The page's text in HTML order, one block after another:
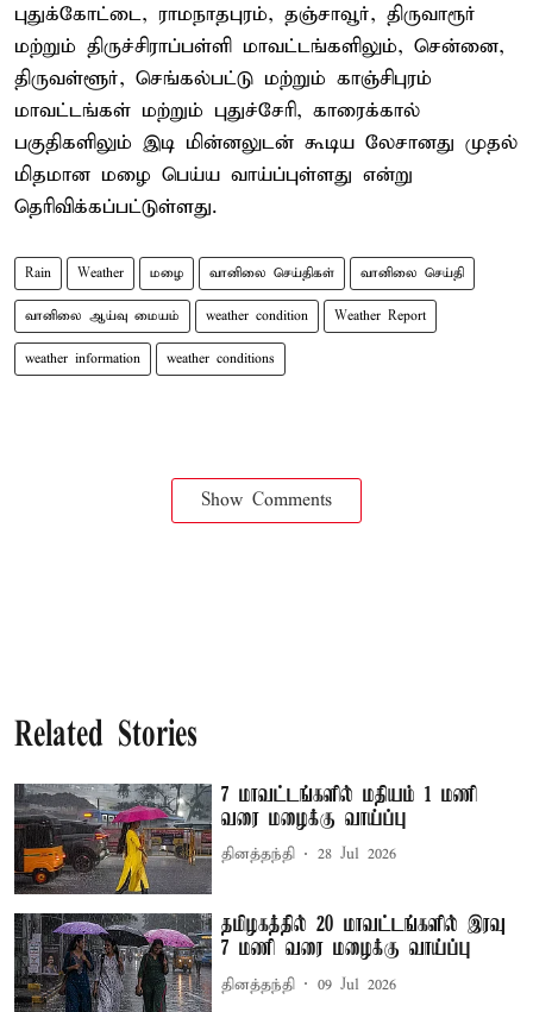
புதுக்கோட்டை, ராமநாதபுரம், தஞ்சாவூர், திருவாரூர்
மற்றும் திருச்சிராப்பள்ளி மாவட்டங்களிலும், சென்னை,
திருவள்ளூர், செங்கல்பட்டு மற்றும் காஞ்சிபுரம்
மாவட்டங்கள் மற்றும் புதுச்சேரி, காரைக்கால்
பகுதிகளிலும் இடி மின்னலுடன் கூடிய லேசானது முதல்
மிதமான மழை பெய்ய வாய்ப்புள்ளது என்று
தெரிவிக்கப்பட்டுள்ளது.
Rain Weather மழை வானிலை செய்திகள் வானிலை செய்தி
வானிலை ஆய்வு மையம் weather condition Weather Report
weather information weather conditions
Show Comments
Related Stories
7 மாவட்டங்களில் மதியம் 1 மணி
வரை மழைக்கு வாய்ப்பு
தினத்தந்தி 28 Jul 2026
தமிழகத்தில் 20 மாவட்டங்களில் இரவு
7 மணி வரை மழைக்கு வாய்ப்பு
தினத்தந்தி 09 Jul 2026